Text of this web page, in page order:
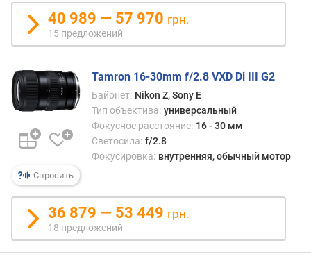
р
н
о
с
и
о
д
е
е
в
ы
х
к
д
40 989 — 57 970 грн.
15 предложений
Спросить
Tamron 16-30mm f/2.8 VXD Di III G2
Байонет: Nikon Z, Sony E
Тип объектива: универсальный
Фокусное расстояние: 16 - 30 мм
Светосила: f/2.8
Фокусировка: внутренняя, обычный мотор
36 879 — 53 449 грн.
18 предложений